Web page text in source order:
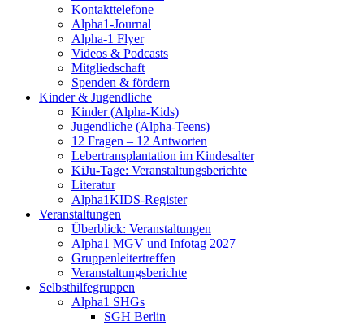
Kontakttelefone
Alpha1-Journal
Alpha-1 Flyer
Videos & Podcasts
Mitgliedschaft
Spenden & fördern
Kinder & Jugendliche
Kinder (Alpha-Kids)
Jugendliche (Alpha-Teens)
12 Fragen – 12 Antworten
Lebertransplantation im Kindesalter
KiJu-Tage: Veranstaltungsberichte
Literatur
Alpha1KIDS-Register
Veranstaltungen
Überblick: Veranstaltungen
Alpha1 MGV und Infotag 2027
Gruppenleitertreffen
Veranstaltungsberichte
Selbsthilfegruppen
Alpha1 SHGs
SGH Berlin